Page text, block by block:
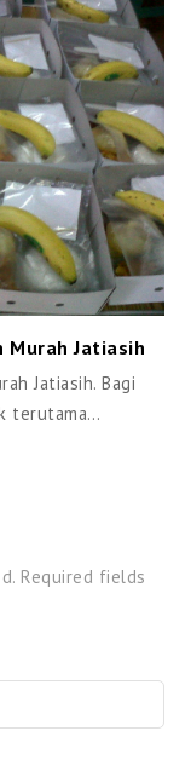
Murah Jatiasih
Jatiasih. Bagi
terutama…
Required fields